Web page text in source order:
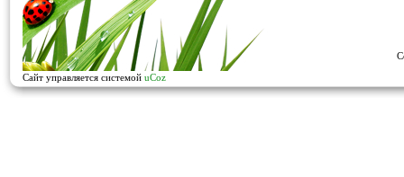
Сайт управляется системой uCoz